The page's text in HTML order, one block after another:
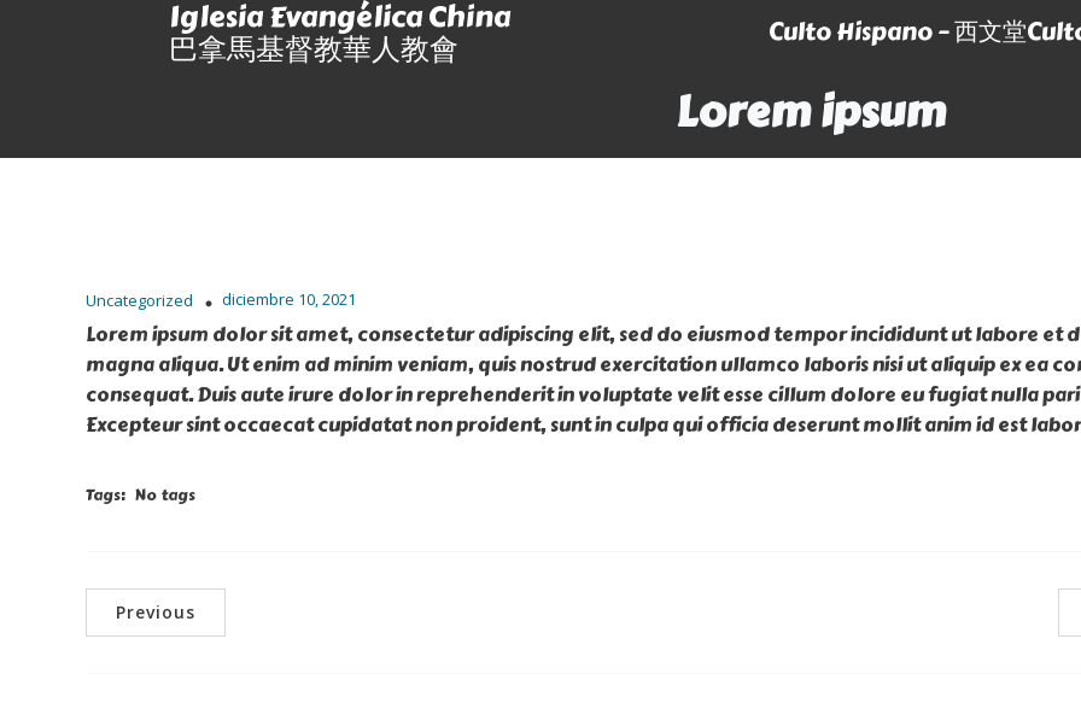
Iglesia Evangélica China
巴拿馬基督教華人教會 Culto Hispano – 西文堂
Lorem ipsum
Uncategorized diciembre 10, 2021
Lorem ipsum dolor sit amet, consectetur adipiscing elit, sed do eiusmod tempor incididunt ut labore et
magna aliqua. Ut enim ad minim veniam, quis nostrud exercitation ullamco laboris nisi ut aliquip ex ea
consequat. Duis aute irure dolor in reprehenderit in voluptate velit esse cillum dolore eu fugiat nulla
Excepteur sint occaecat cupidatat non proident, sunt in culpa qui officia deserunt mollit anim id est
Tags: No tags
Previous